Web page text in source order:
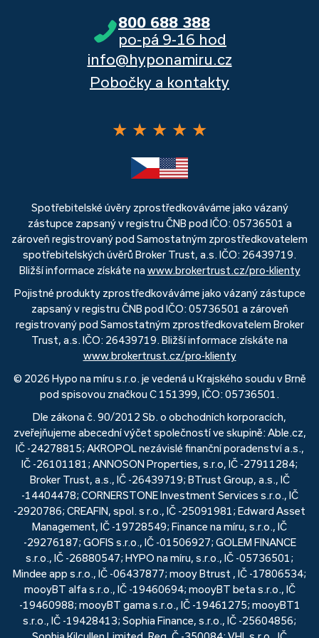
800 688 388
po-pá 9-16 hod
info@hyponamiru.cz
Pobočky a kontakty
★ ★ ★ ★ ★
Spotřebitelské úvěry zprostředkováváme jako vázaný
zástupce zapsaný v registru ČNB pod IČO: 05736501 a
zároveň registrovaný pod Samostatným zprostředkovatelem
spotřebitelských úvěrů Broker Trust, a.s. IČO: 26439719.
Bližší informace získáte na www.brokertrust.cz/pro-klienty
Pojistné produkty zprostředkováváme jako vázaný zástupce
zapsaný v registru ČNB pod IČO: 05736501 a zároveň
registrovaný pod Samostatným zprostředkovatelem Broker
Trust, a.s. IČO: 26439719. Bližší informace získáte na
www.brokertrust.cz/pro-klienty
© 2026 Hypo na míru s.r.o. je vedená u Krajského soudu v Brně
pod spisovou značkou C 151399, IČO: 05736501.
Dle zákona č. 90/2012 Sb. o obchodních korporacích,
zveřejňujeme abecední výčet společností ve skupině: Able.cz,
IČ -24278815; AKROPOL nezávislé finanční poradenství a.s.,
IČ -26101181; ANNOSON Properties, s.r.o, IČ -27911284;
Broker Trust, a.s., IČ -26439719; BTrust Group, a.s., IČ
-14404478; CORNERSTONE Investment Services s.r.o., IČ
-2920786; CREAFIN, spol. s r.o., IČ -25091981; Edward Asset
Management, IČ -19728549; Finance na míru, s.r.o., IČ
-29276187; GOFIS s.r.o., IČ -01506927; GOLEM FINANCE
s.r.o., IČ -26880547; HYPO na míru, s.r.o., IČ -05736501;
Mindee app s.r.o., IČ -06437877; mooy Btrust , IČ -17806534;
mooyBT alfa s.r.o., IČ -19460694; mooyBT beta s.r.o., IČ
-19460988; mooyBT gama s.r.o., IČ -19461275; mooyBT1
s.r.o., IČ -19428413; Sophia Finance, s.r.o., IČ -25604856;